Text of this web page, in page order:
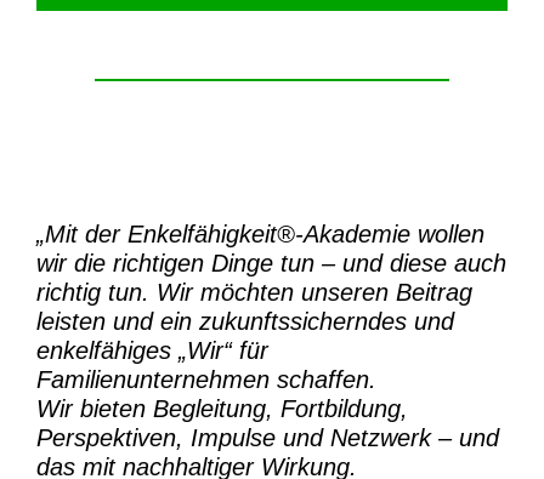
„Mit der Enkelfähigkeit®-Akademiewollen
wir die richtigen Dinge tun – und diese auch
richtig tun. Wir möchten unseren Beitrag
leisten und ein zukunftssicherndes und
enkelfähiges „Wir“ für
Familienunternehmen schaffen.
Wir bieten Begleitung, Fortbildung,
Perspektiven, Impulse und Netzwerk – und
das mit nachhaltiger Wirkung.